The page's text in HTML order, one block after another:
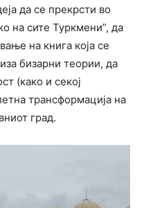
да се прекрсти во
на сите Туркмени”, да
на книга која се
бизарни теории, да
(како и секој
трансформација на
град.